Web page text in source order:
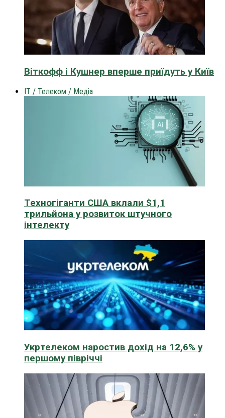
Віткофф і Кушнер вперше приїдуть у Київ
IT / Телеком / Медіа
Техногіганти США вклали $1,1
трильйона у розвиток штучного
інтелекту
Укртелеком наростив дохід на 12,6% у
першому півріччі